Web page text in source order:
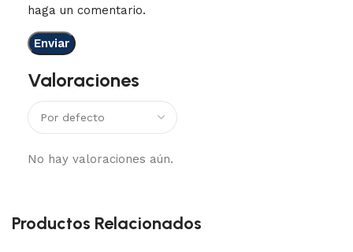
Valoraciones
No hay valoraciones aún.
haga un comentario.
Productos Relacionados